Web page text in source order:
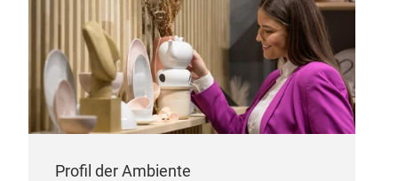
Profil der Ambiente